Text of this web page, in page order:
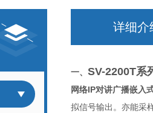
详细介
一、 SV-2200T系
网络IP对讲广播嵌入
拟信号输出。亦能采